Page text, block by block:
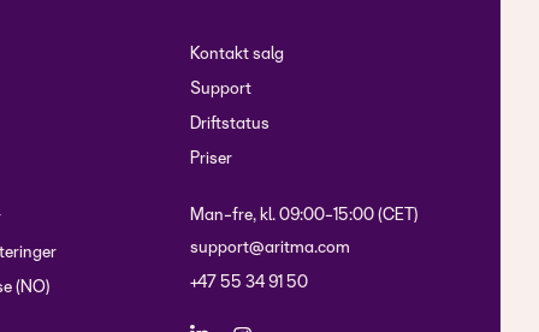
(NO)
Kontakt salg
Support
Driftstatus
Priser
Man-fre, kl. 09:00-15:00 (CET)
support@aritma.com
+47 55 34 91 50